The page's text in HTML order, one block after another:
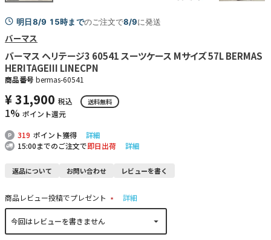
明日8/9 15時までのご注文で8/9に発送
バーマス
バーマス ヘリテージ3 60541 スーツケース Mサイズ 57L BERMAS
HERITAGEIII LINECPN
商品番号 bermas-60541
¥31,900 税込 送料無料
1% ポイント還元
319 ポイント獲得
詳細
15:00までのご注文で即日出荷 詳細
返品について お問い合わせ レビューを書く
商品レビュー投稿でプレゼント
(
詳細